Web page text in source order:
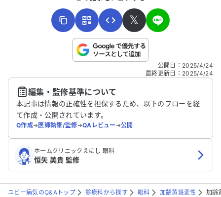
こちらは送信専用のフォームです。氏名やご自身の病気の詳細な
送信する
𝕏
公開日 ： 2025/4/24
最終更新日 ： 2025/4/24
編集・監修基準について
本記事は情報の正確性を担保するため、以下のフローを経
て作成・公開されています。
Q作成➔医師執筆/監修➔QAレビュー➔公開
ホームクリニックえにし 眼科
恒矢 美貴 監修
ユビー病気のQ&Aトップ 診療科から探す 眼科 加齢黄斑変性 加齢